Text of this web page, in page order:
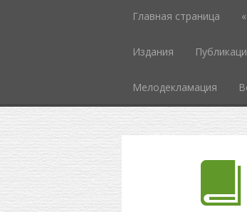
Главная страница
Издания
Мелодекламация